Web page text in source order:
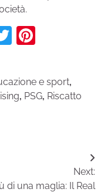
Twitter
e sport,
, PSG, Riscatto
Next:
di una maglia: Il Real